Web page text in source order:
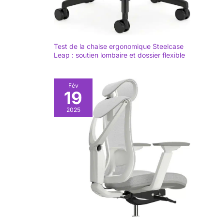
Test de la chaise ergonomique Steelcase
Leap : soutien lombaire et dossier flexible
Fév
19
2025